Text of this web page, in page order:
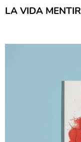
LA VIDA